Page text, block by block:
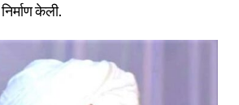
केली.